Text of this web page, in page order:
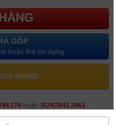
GÓP
hoặc thẻ tín dụng
HÀNG
hoặc (024)3941.3862